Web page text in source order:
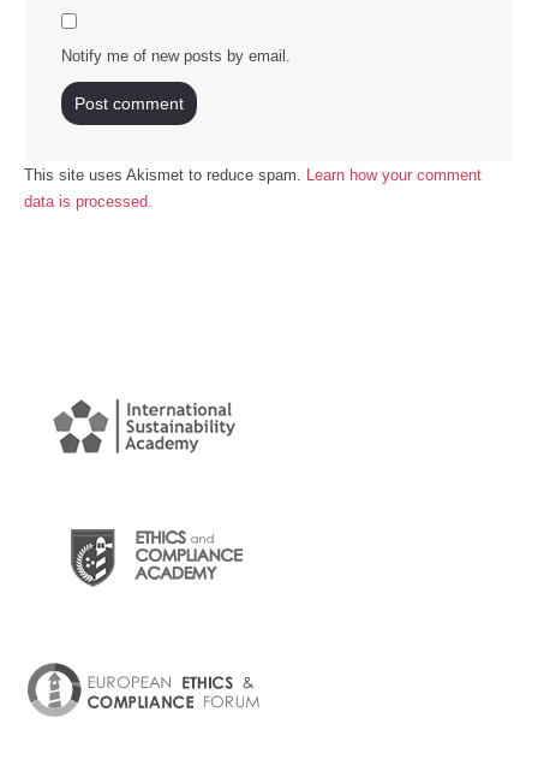
Notify me of new posts by email.
This site uses Akismet to reduce spam. Learn how your comment
data is processed.